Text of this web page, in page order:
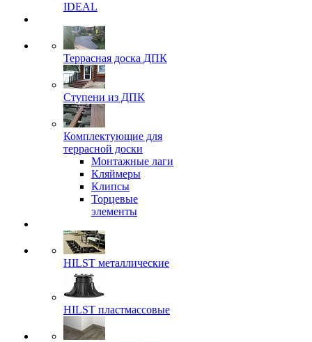
IDEAL
Террасная доска ДПК
Ступени из ДПК
Комплектующие для
террасной доски
Монтажные лаги
Кляймеры
Клипсы
Торцевые
элементы
HILST металлические
HILST пластмассовые